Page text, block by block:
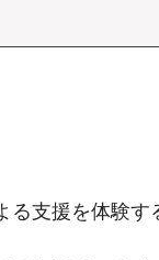
支援を体験す